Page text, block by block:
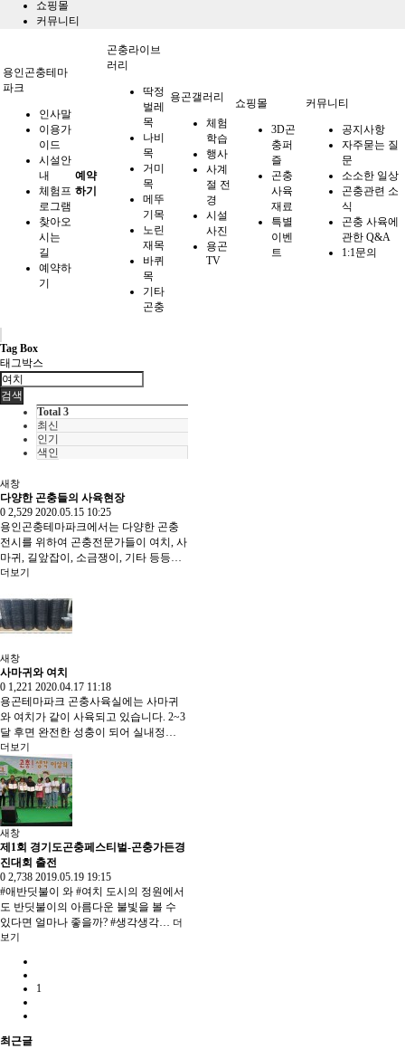
쇼핑몰
커뮤니티
용인곤충테마
파크
인사말
이용가
이드
시설안
내
체험프
로그램
찾아오
시는
길
예약하
기
예약
하기
곤충라이브
러리
딱정
벌레
목
나비
목
거미
목
메뚜
기목
노린
재목
바퀴
목
기타
곤충
용곤갤러리
체험
학습
행사
사계
절 전
경
시설
사진
용곤
TV
쇼핑몰
3D곤
충퍼
즐
곤충
사육
재료
특별
이벤
트
커뮤니티
공지사항
자주묻는 질
문
소소한 일상
곤충관련 소
식
곤충 사육에
관한 Q&A
1:1문의
Tag Box
태그박스
검색
Total 3
최신
인기
색인
새창
다양한 곤충들의 사육현장
0 2,529 2020.05.15 10:25
용인곤충테마파크에서는 다양한 곤충
전시를 위하여 곤충전문가들이 여치, 사
마귀, 길앞잡이, 소금쟁이, 기타 등등…
더보기
새창
사마귀와 여치
0 1,221 2020.04.17 11:18
용곤테마파크 곤충사육실에는 사마귀
와 여치가 같이 사육되고 있습니다. 2~3
달 후면 완전한 성충이 되어 실내정…
더보기
새창
제1회 경기도곤충페스티벌-곤충가든경
진대회 출전
0 2,738 2019.05.19 19:15
#애반딧불이 와 #여치 도시의 정원에서
도 반딧불이의 아름다운 불빛을 볼 수
있다면 얼마나 좋을까? #생각생각… 더
보기
1
최근글